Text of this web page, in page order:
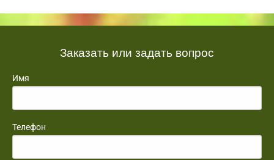
Заказать или задать вопрос
Имя
Телефон